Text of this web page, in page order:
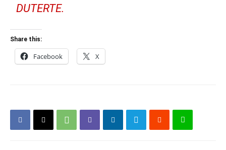
DUTERTE.
Share this:
Facebook X